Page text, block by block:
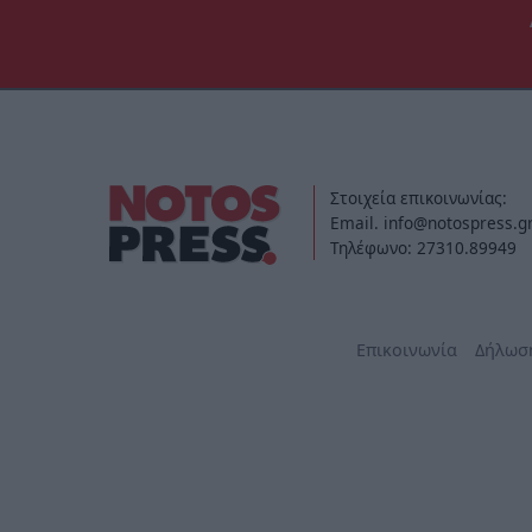
Στοιχεία επικοινωνίας:
Email. info@notospress.gr
Τηλέφωνο: 27310.89949
Επικοινωνία